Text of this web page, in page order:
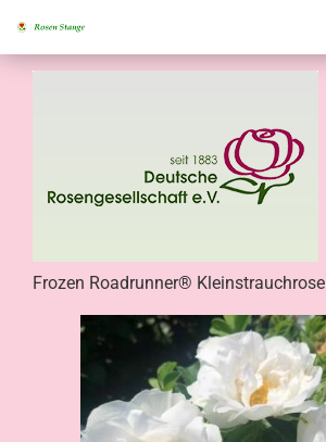
Frozen Roadrunner® Kleinstrauchrose